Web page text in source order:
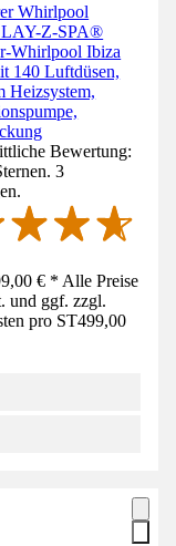
Whirlpool
Z-SPA®
Whirlpool Ibiza
140 Luftdüsen,
Heizsystem,
Bewertung:
3
€ * Alle Preise
und ggf. zzgl.
pro ST499,00